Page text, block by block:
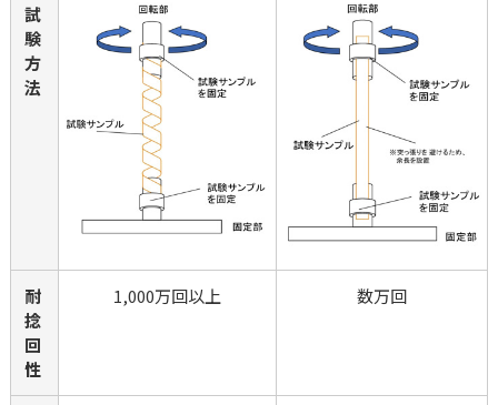
試
験
方
法
耐
捻
回
性
1,000万回以上 数万回